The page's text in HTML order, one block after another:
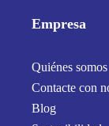
Empresa
Quiénes somos
Contacte con
Blog